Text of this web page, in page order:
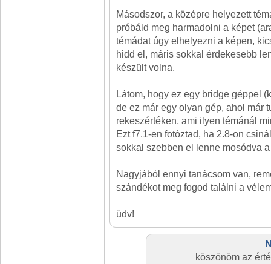
Másodszor, a középre helyezett
próbáld meg harmadolni a képet
témádat úgy elhelyezni a képen,
hidd el, máris sokkal érdekesebb
készült volna.
Látom, hogy ez egy bridge géppel
de ez már egy olyan gép, ahol már
rekeszértéken, ami ilyen témánál
Ezt f7.1-en fotóztad, ha 2.8-on
sokkal szebben el lenne mosódva
Nagyjából ennyi tanácsom van,
szándékot meg fogod találni a
üdv!
köszönöm az